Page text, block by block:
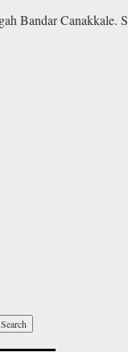
Bandar Canakkale.